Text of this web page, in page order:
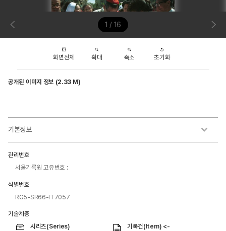
1 / 16
화면전체 확대 축소 초기화
공개된 이미지 정보 (2.33 M)
기본정보
관리번호
서울기록원 고유번호 :
식별번호
RG5-SR66-IT7057
기술계층
시리즈(Series)
기록건(Item) <-